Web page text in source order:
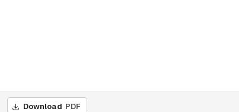
Download PDF